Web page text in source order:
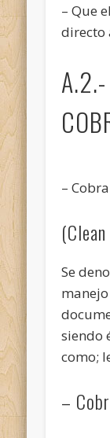
– Que
directo
–
Se
siendo
como;
–